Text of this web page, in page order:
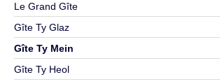
Le Grand Gîte
Gîte Ty Glaz
Gîte Ty Mein
Gîte Ty Heol